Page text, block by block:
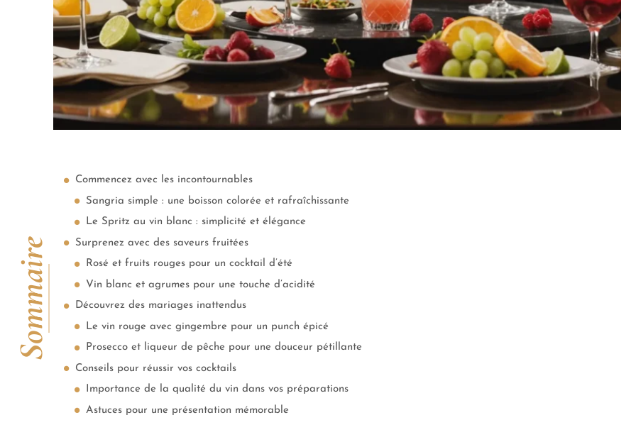
Sommaire
Commencez avec les incontournables
Sangria simple : une boisson colorée et rafraîchissante
Le Spritz au vin blanc : simplicité et élégance
Surprenez avec des saveurs fruitées
Rosé et fruits rouges pour un cocktail d’été
Vin blanc et agrumes pour une touche d’acidité
Découvrez des mariages inattendus
Le vin rouge avec gingembre pour un punch épicé
Prosecco et liqueur de pêche pour une douceur pétillante
Conseils pour réussir vos cocktails
Importance de la qualité du vin dans vos préparations
Astuces pour une présentation mémorable